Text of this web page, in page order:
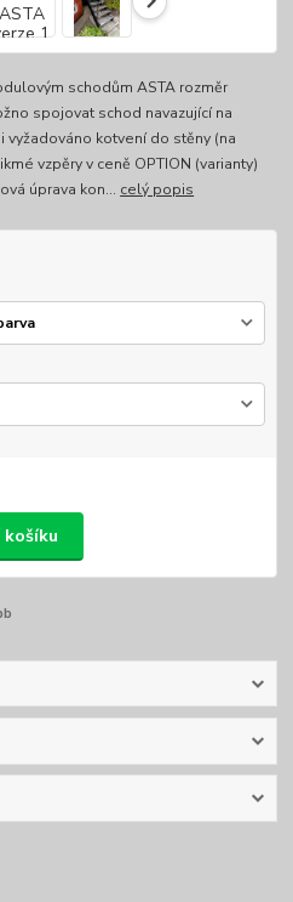
schodům ASTA rozměr
spojovat schod navazující na
kotvení do stěny (na
vzpěry v ceně OPTION (varianty)
úprava kon... celý popis